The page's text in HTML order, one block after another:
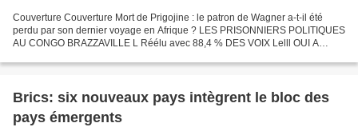
Couverture Couverture Mort de Prigojine : le patron de Wagner a-t-il été
perdu par son dernier voyage en Afrique ? LES PRISONNIERS POLITIQUES
AU CONGO BRAZZAVILLE L Réélu avec 88,4 % DES VOIX Lelll OUI A
Brics: six nouveaux pays intègrent le bloc des
pays émergents